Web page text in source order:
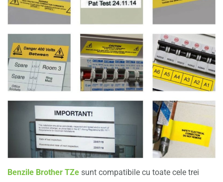
Benzile Brother TZe sunt compatibile cu toate cele trei